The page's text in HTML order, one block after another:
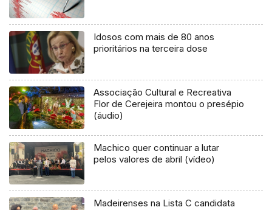
Idosos com mais de 80 anos
prioritários na terceira dose
Associação Cultural e Recreativa
Flor de Cerejeira montou o presépio
(áudio)
Machico quer continuar a lutar
pelos valores de abril (vídeo)
Madeirenses na Lista C candidata